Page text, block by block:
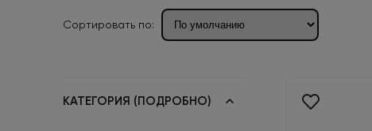
Сортировать по:
КАТЕГОРИЯ (ПОДРОБНО)